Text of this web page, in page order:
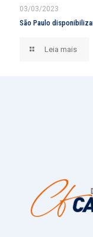
03/03/2023
São Paulo
Leia mais